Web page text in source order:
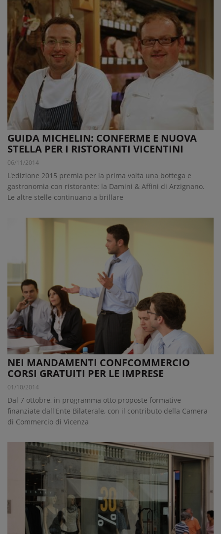
GUIDA MICHELIN: CONFERME E NUOVA
STELLA PER I RISTORANTI VICENTINI
06/11/2014
L'edizione 2015 premia per la prima volta una bottega e
gastronomia con ristorante: la Damini & Affini di Arzignano.
Le altre stelle continuano a brillare
NEI MANDAMENTI CONFCOMMERCIO
CORSI GRATUITI PER LE IMPRESE
01/10/2014
Dal 7 ottobre, in programma otto proposte formative
finanziate dall'Ente Bilaterale, con il contributo della Camera
di Commercio di Vicenza